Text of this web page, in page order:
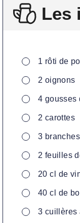
Les
▢
1 rôti de
▢
2 oignons
▢
4 gousses
▢
2 carottes
▢
3
▢
2 feuilles
▢
20 cl de
▢
40 cl de
▢
3 cuillères